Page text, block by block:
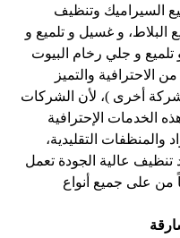
السيراميك وتنظيف
البلاط، و غسيل و تلميع و
و جلي رخام البيوت
والتميز
شركة أخرى )، لأن الشركات
الخدمات الإحترافية
والمنظفات التقليدية،
عالية الجودة تعمل
من على جميع أنواع